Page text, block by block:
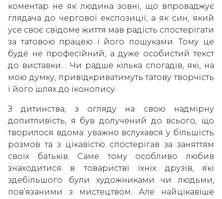
коментар не як людина зовні, що впроваджує
глядача до чергової експозиції, а як син, який
усе своє свідоме життя мав радість спостерігати
за татовою працею і його пошуками. Тому це
буде не професійний, а дуже особистий текст
до виставки… Чи радше кілька спогадів, які, на
мою думку, привідкриватимуть татову творчість
і його шлях до іконопису.
З дитинства, з огляду на свою надмірну
допитливість, я був долучений до всього, що
творилося вдома: уважно вслухався у більшість
розмов та з цікавістю спостерігав за заняттям
своїх батьків. Саме тому особливо любив
знаходитися в товаристві їхніх друзів, які
здебільшого були художниками чи людьми,
пов’язаними з мистецтвом. Але найцікавіше